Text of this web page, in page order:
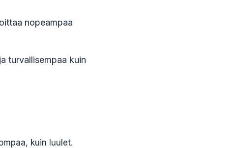
nopeampaa
turvallisempaa kuin
kuin luulet.